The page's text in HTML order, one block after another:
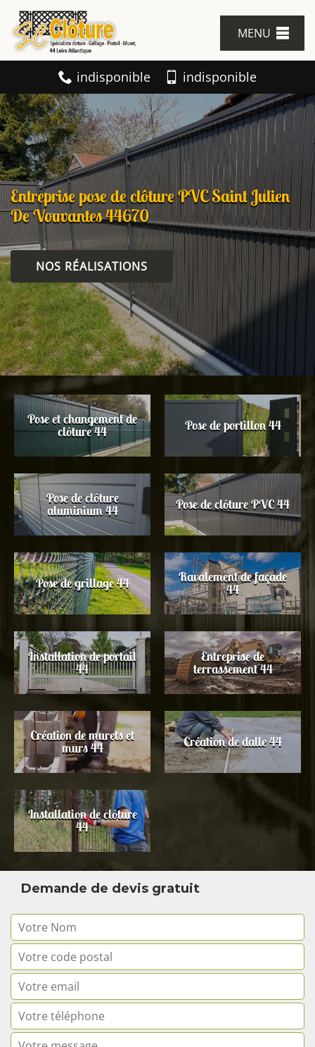
MENU
indisponible indisponible
Entreprise pose de clôture PVC Saint Julien
De Vouvantes 44670
NOS RÉALISATIONS
Pose et changement de
clôture 44 Pose de portillon 44
Pose de clôture
aluminium 44 Pose de clôture PVC 44
Pose de grillage 44 Ravalement de façade
44
Installation de portail
44
Entreprise de
terrassement 44
Création de murets et
murs 44 Création de dalle 44
Installation de clôture
44
Demande de devis gratuit